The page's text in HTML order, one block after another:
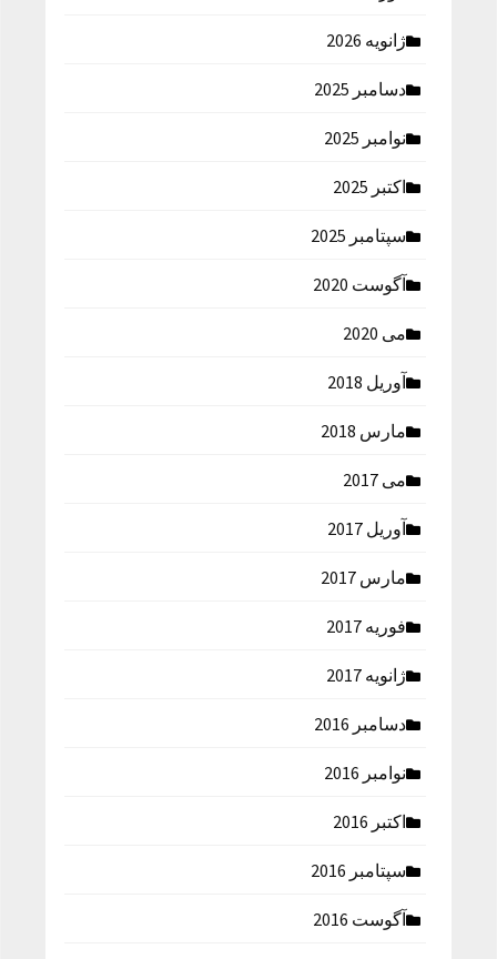
ژانویه 2026
دسامبر 2025
نوامبر 2025
اکتبر 2025
سپتامبر 2025
آگوست 2020
می 2020
آوریل 2018
مارس 2018
می 2017
آوریل 2017
مارس 2017
فوریه 2017
ژانویه 2017
دسامبر 2016
نوامبر 2016
اکتبر 2016
سپتامبر 2016
آگوست 2016